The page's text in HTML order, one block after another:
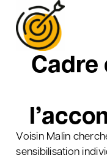
Voisin Malin
sensibilisation